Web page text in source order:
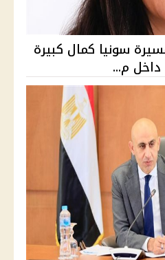
سونيا كمال كبيرة
داخل م...